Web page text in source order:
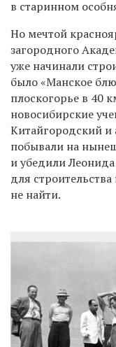
в старинном
Но мечтой
загородного
уже начинали
было «Манское
плоскогорье в 40
новосибирские
Китайгородский и
побывали на
и убедили
для
не найти.